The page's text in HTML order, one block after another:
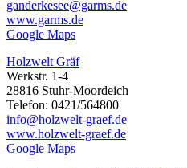
ganderkesee@garms.de
www.garms.de
Google Maps
Holzwelt Gräf
Werkstr. 1-4
28816 Stuhr-Moordeich
Telefon: 0421/564800
info@holzwelt-graef.de
www.holzwelt-graef.de
Google Maps